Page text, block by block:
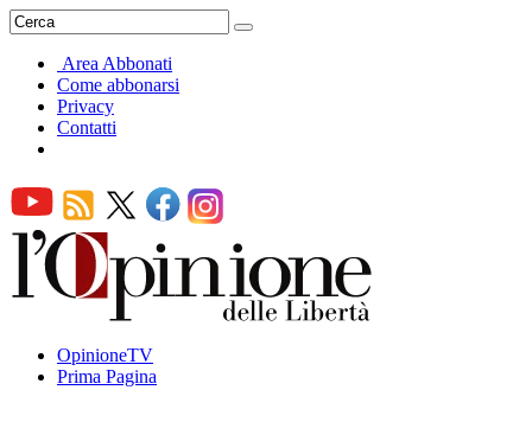
Area Abbonati
Come abbonarsi
Privacy
Contatti
OpinioneTV
Prima Pagina